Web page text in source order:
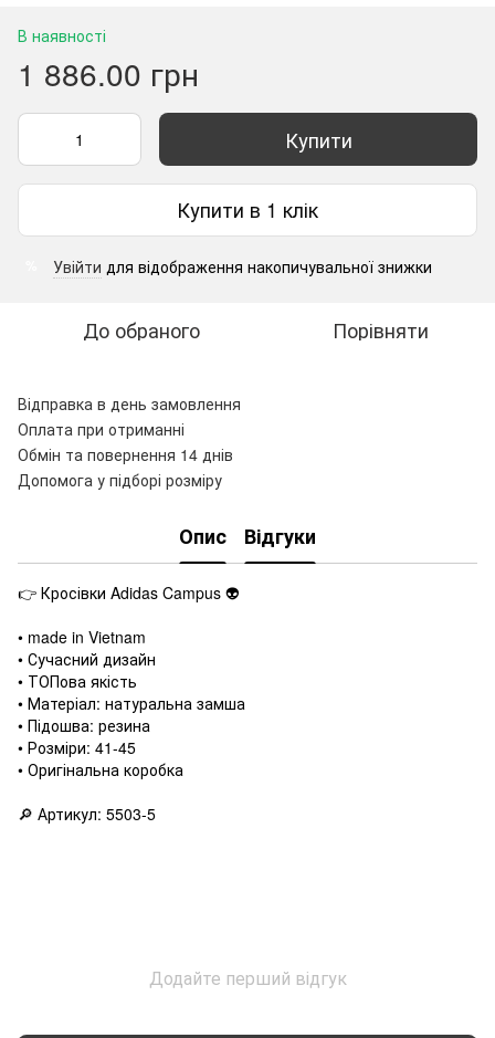
В наявності
1 886.00 грн
Купити
Купити в 1 клік
Увійти для відображення накопичувальної знижки
До обраного Порівняти
Відправка в день замовлення
Оплата при отриманні
Обмін та повернення 14 днів
Допомога у підборі розміру
Опис Відгуки
👉 Кросівки Adidas Campus 👽
• made in Vietnam
• Сучасний дизайн
• ТОПова якість
• Матеріал: натуральна замша
• Підошва: резина
• Розміри: 41-45
• Оригінальна коробка
🔎 Артикул: 5503-5
Додайте перший відгук